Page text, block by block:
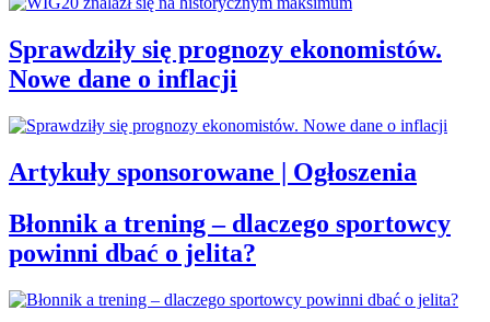
Sprawdziły się prognozy ekonomistów.
Nowe dane o inflacji
Artykuły sponsorowane | Ogłoszenia
Błonnik a trening – dlaczego sportowcy
powinni dbać o jelita?